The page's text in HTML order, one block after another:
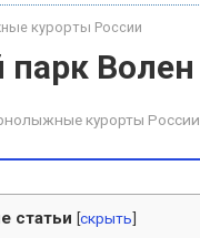
курорты России
Волен
курорты России
статьи [скрыть]